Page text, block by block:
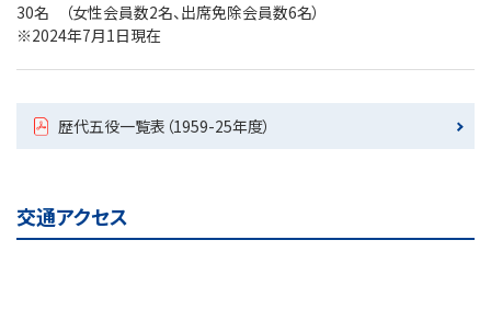
30名 （女性会員数2名、出席免除会員数6名）
※2024年7月1日現在
歴代五役一覧表（1959-25年度）
交通アクセス